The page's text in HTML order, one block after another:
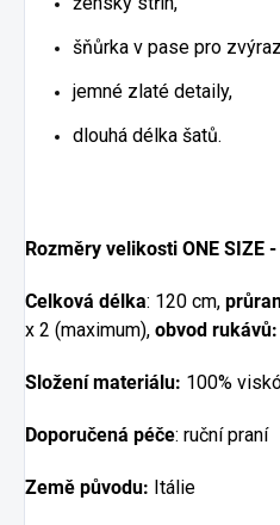
šňůrka v pase pro
jemné zlaté detaily,
dlouhá délka šatů.
Rozměry velikosti ONE SIZE
Celková délka: 120 cm,
x 2 (maximum), obvod rukávů:
Složení materiálu: 100%
Doporučená péče: ruční praní
Země původu: Itálie